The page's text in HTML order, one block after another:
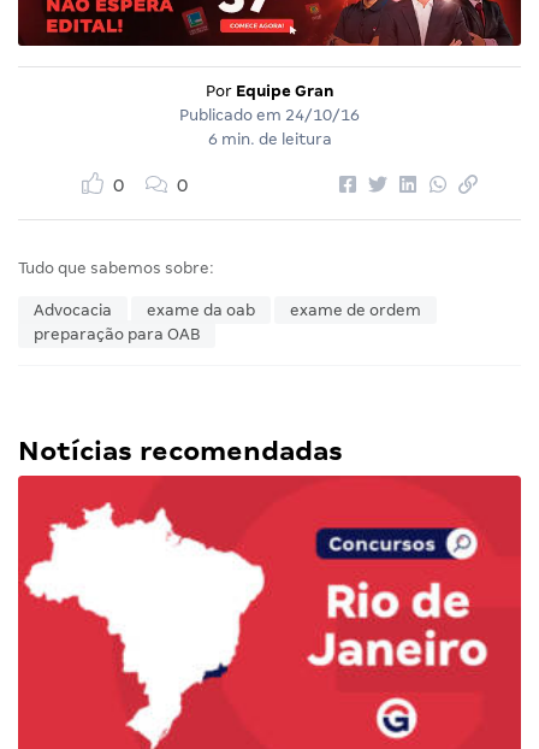
Por Equipe Gran
Publicado em 24/10/16
6 min. de leitura
0 0
Tudo que sabemos sobre:
Advocacia exame da oab
exame de ordem
preparação para OAB
Notícias recomendadas